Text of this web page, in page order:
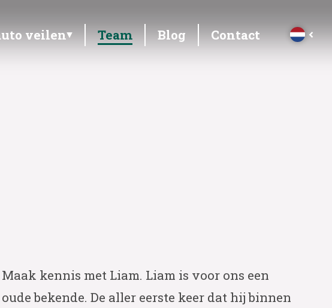
veilen Team Blog Contact
Maak kennis met Liam. Liam is voor ons een
oude bekende. De aller eerste keer dat hij binnen